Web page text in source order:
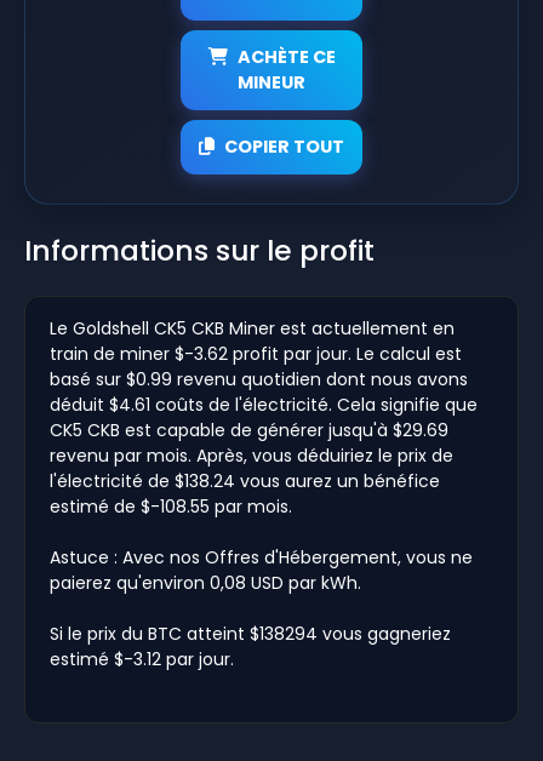
ACHÈTE CE
MINEUR
COPIER TOUT
Informations sur le profit
Le Goldshell CK5 CKB Miner est actuellement en
train de miner $-3.62 profit par jour. Le calcul est
basé sur $0.99 revenu quotidien dont nous avons
déduit $4.61 coûts de l'électricité. Cela signifie que
CK5 CKB est capable de générer jusqu'à $29.69
revenu par mois. Après, vous déduiriez le prix de
l'électricité de $138.24 vous aurez un bénéfice
estimé de $-108.55 par mois.
Astuce : Avec nos Offres d'Hébergement, vous ne
paierez qu'environ 0,08 USD par kWh.
Si le prix du BTC atteint $138294 vous gagneriez
estimé $-3.12 par jour.